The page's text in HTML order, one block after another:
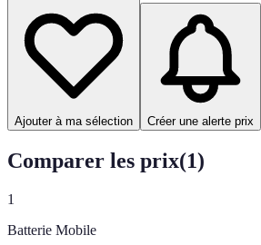
Ajouter à ma sélection Créer une alerte prix
Comparer les prix(1)
1
Batterie Mobile